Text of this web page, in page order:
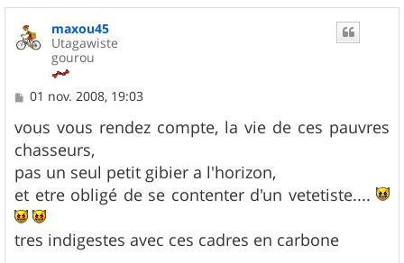
maxou45
Utagawiste
gourou
M
s
s
a
g
e
01 nov. 2008, 19:03
vous vous rendez compte, la vie de ces pauvres
chasseurs,
pas un seul petit gibier a l'horizon,
et etre obligé de se contenter d'un vetetiste....
tres indigestes avec ces cadres en carbone